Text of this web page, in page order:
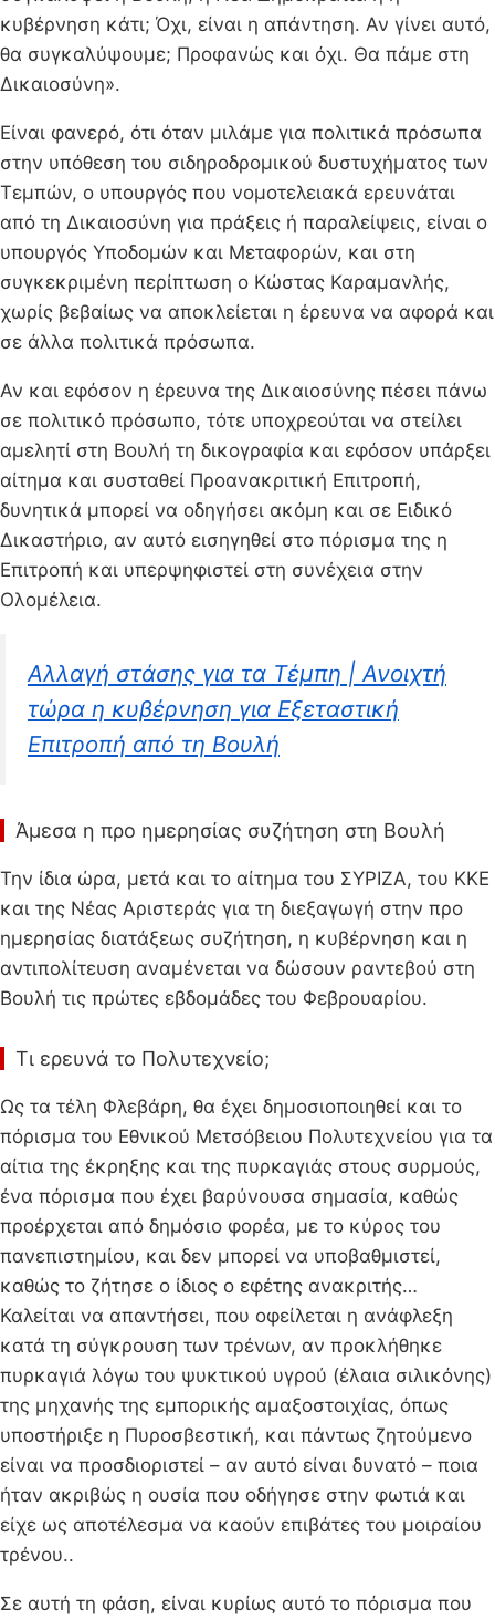
κυβέρνηση κάτι; Όχι, είναι η απάντηση. Αν γίνει αυτό,
θα συγκαλύψουμε; Προφανώς και όχι. Θα πάμε στη
Δικαιοσύνη».
Είναι φανερό, ότι όταν μιλάμε για πολιτικά πρόσωπα
στην υπόθεση του σιδηροδρομικού δυστυχήματος των
Τεμπών, ο υπουργός που νομοτελειακά ερευνάται
από τη Δικαιοσύνη για πράξεις ή παραλείψεις, είναι ο
υπουργός Υποδομών και Μεταφορών, και στη
συγκεκριμένη περίπτωση ο Κώστας Καραμανλής,
χωρίς βεβαίως να αποκλείεται η έρευνα να αφορά και
σε άλλα πολιτικά πρόσωπα.
Αν και εφόσον η έρευνα της Δικαιοσύνης πέσει πάνω
σε πολιτικό πρόσωπο, τότε υποχρεούται να στείλει
αμελητί στη Βουλή τη δικογραφία και εφόσον υπάρξει
αίτημα και συσταθεί Προανακριτική Επιτροπή,
δυνητικά μπορεί να οδηγήσει ακόμη και σε Ειδικό
Δικαστήριο, αν αυτό εισηγηθεί στο πόρισμα της η
Επιτροπή και υπερψηφιστεί στη συνέχεια στην
Ολομέλεια.
Αλλαγή στάσης για τα Τέμπη | Ανοιχτή
τώρα η κυβέρνηση για Εξεταστική
Επιτροπή από τη Βουλή
Άμεσα η προ ημερησίας συζήτηση στη Βουλή
Την ίδια ώρα, μετά και το αίτημα του ΣΥΡΙΖΑ, του ΚΚΕ
και της Νέας Αριστεράς για τη διεξαγωγή στην προ
ημερησίας διατάξεως συζήτηση, η κυβέρνηση και η
αντιπολίτευση αναμένεται να δώσουν ραντεβού στη
Βουλή τις πρώτες εβδομάδες του Φεβρουαρίου.
Τι ερευνά το Πολυτεχνείο;
Ως τα τέλη Φλεβάρη, θα έχει δημοσιοποιηθεί και το
πόρισμα του Εθνικού Μετσόβειου Πολυτεχνείου για τα
αίτια της έκρηξης και της πυρκαγιάς στους συρμούς,
ένα πόρισμα που έχει βαρύνουσα σημασία, καθώς
προέρχεται από δημόσιο φορέα, με το κύρος του
πανεπιστημίου, και δεν μπορεί να υποβαθμιστεί,
καθώς το ζήτησε ο ίδιος ο εφέτης ανακριτής…
Καλείται να απαντήσει, που οφείλεται η ανάφλεξη
κατά τη σύγκρουση των τρένων, αν προκλήθηκε
πυρκαγιά λόγω του ψυκτικού υγρού (έλαια σιλικόνης)
της μηχανής της εμπορικής αμαξοστοιχίας, όπως
υποστήριξε η Πυροσβεστική, και πάντως ζητούμενο
είναι να προσδιοριστεί – αν αυτό είναι δυνατό – ποια
ήταν ακριβώς η ουσία που οδήγησε στην φωτιά και
είχε ως αποτέλεσμα να καούν επιβάτες του μοιραίου
τρένου..
Σε αυτή τη φάση, είναι κυρίως αυτό το πόρισμα που